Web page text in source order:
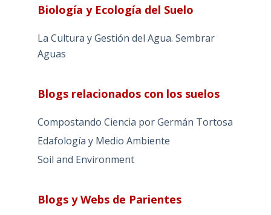
Biología y Ecología del Suelo
La Cultura y Gestión del Agua. Sembrar
Aguas
Blogs relacionados con los suelos
Compostando Ciencia por Germán Tortosa
Edafología y Medio Ambiente
Soil and Environment
Blogs y Webs de Parientes